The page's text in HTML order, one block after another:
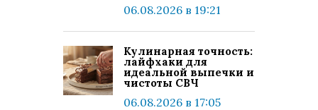
06.08.2026 в 19:21
Кулинарная точность:
лайфхаки для
идеальной выпечки и
чистоты СВЧ
06.08.2026 в 17:05